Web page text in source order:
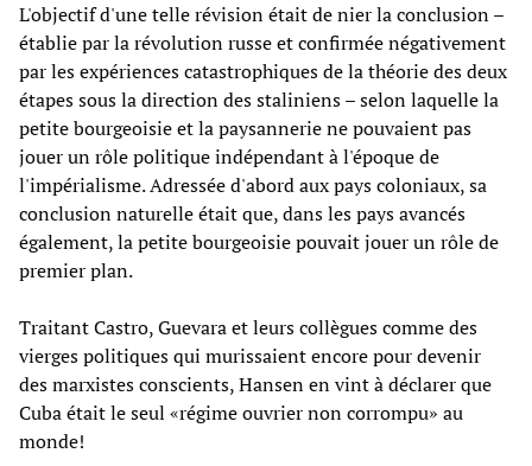
L'objectif d'une telle révision était de nier la conclusion –
établie par la révolution russe et confirmée négativement
par les expériences catastrophiques de la théorie des deux
étapes sous la direction des staliniens – selon laquelle la
petite bourgeoisie et la paysannerie ne pouvaient pas
jouer un rôle politique indépendant à l'époque de
l'impérialisme. Adressée d'abord aux pays coloniaux, sa
conclusion naturelle était que, dans les pays avancés
également, la petite bourgeoisie pouvait jouer un rôle de
premier plan.
Traitant Castro, Guevara et leurs collègues comme des
vierges politiques qui murissaient encore pour devenir
des marxistes conscients, Hansen en vint à déclarer que
Cuba était le seul «régime ouvrier non corrompu» au
monde!